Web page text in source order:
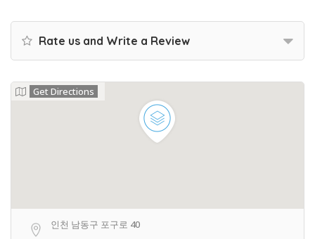
Rate us and Write a Review
Get Directions
인천 남동구 포구로 40